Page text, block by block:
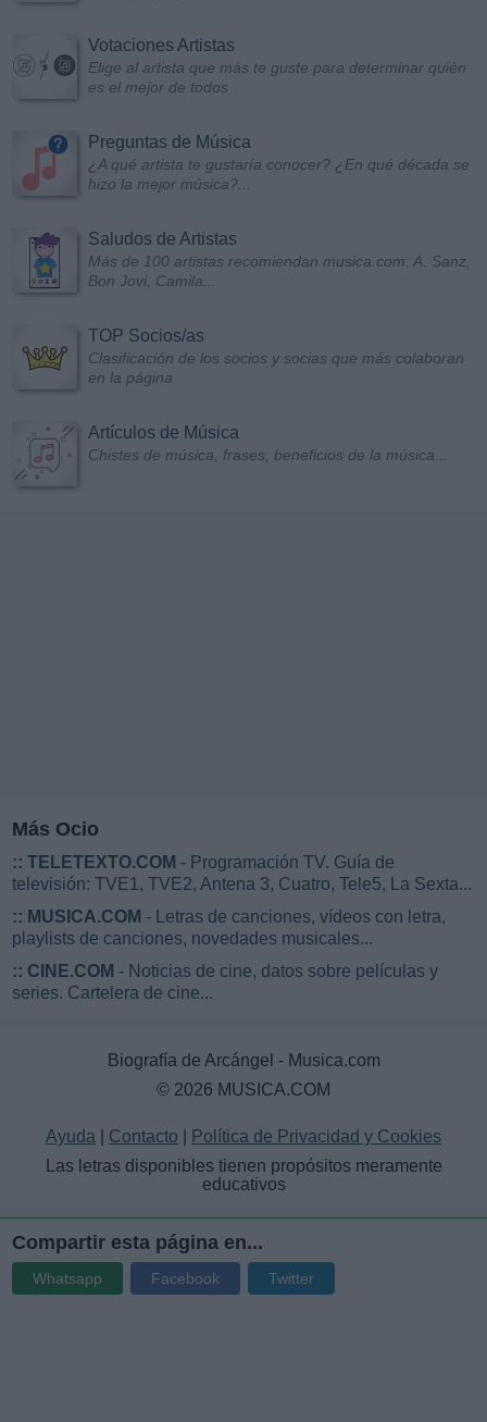
Votaciones Artistas
Elige al artista que más te guste para determinar quién
es el mejor de todos
Preguntas de Música
¿A qué artista te gustaría conocer? ¿En qué década se
hizo la mejor música?...
Saludos de Artistas
Más de 100 artistas recomiendan musica.com: A. Sanz,
Bon Jovi, Camila...
TOP Socios/as
Clasificación de los socios y socias que más colaboran
en la página
Artículos de Música
Chistes de música, frases, beneficios de la música...
Más Ocio
:: TELETEXTO.COM - Programación TV. Guía de
televisión: TVE1, TVE2, Antena 3, Cuatro, Tele5, La Sexta...
:: MUSICA.COM - Letras de canciones, vídeos con letra,
playlists de canciones, novedades musicales...
:: CINE.COM - Noticias de cine, datos sobre películas y
series. Cartelera de cine...
Biografía de Arcángel - Musica.com
© 2026 MUSICA.COM
Ayuda Contacto
Política de Privacidad y Cookies
Las letras disponibles tienen propósitos meramente
educativos
Compartir esta página en...
Whatsapp Facebook Twitter